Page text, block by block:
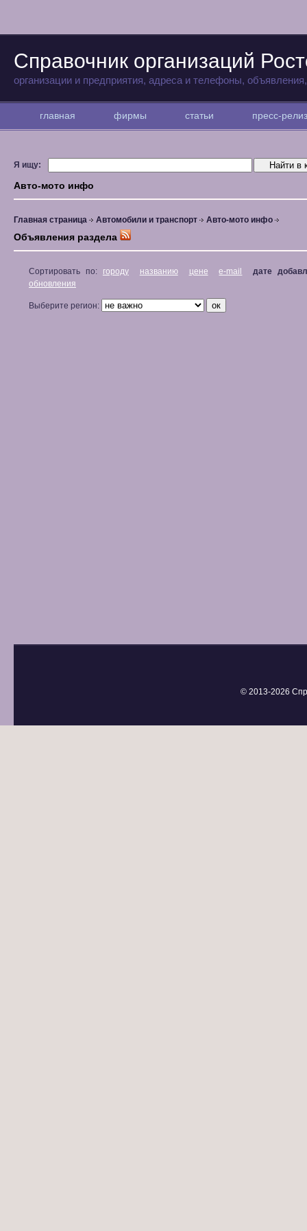
Справочник организаций
организации и предприятия, адреса и телефоны,
главная фирмы статьи пресс-
Я ищу:
Авто-мото инфо
Главная страница Автомобили и транспорт Авто-мото инфо
Объявления раздела
Сортировать по: городу названию цене e-mail
дате
обновления
Выберите регион:
© 2013-2026